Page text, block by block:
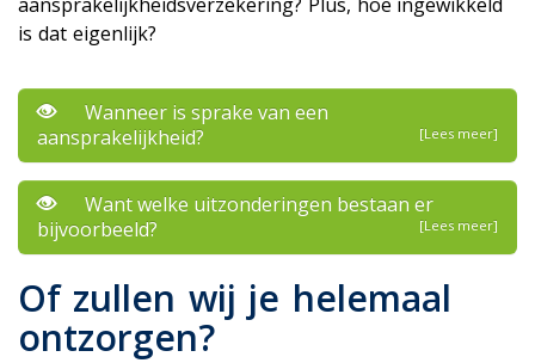
is dat eigenlijk?
Wanneer is sprake van een
aansprakelijkheid?
[Lees meer]
Want welke uitzonderingen bestaan er
bijvoorbeeld?
[Lees meer]
Of zullen wij je helemaal
ontzorgen?